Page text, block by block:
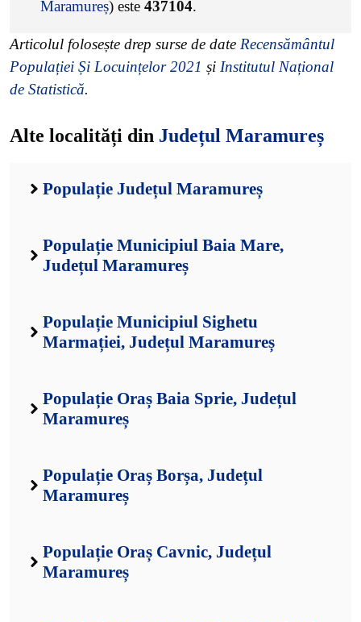
Maramureș) este 437104.
Articolul folosește drep surse de date Recensământul
Populației Și Locuințelor 2021 și Institutul Național
de Statistică.
Alte localități din Județul Maramureș
Populație Județul Maramureș
Populație Municipiul Baia Mare,
Județul Maramureș
Populație Municipiul Sighetu
Marmației, Județul Maramureș
Populație Oraș Baia Sprie, Județul
Maramureș
Populație Oraș Borșa, Județul
Maramureș
Populație Oraș Cavnic, Județul
Maramureș